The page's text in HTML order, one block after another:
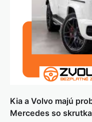
Kia a Volvo majú
Mercedes so